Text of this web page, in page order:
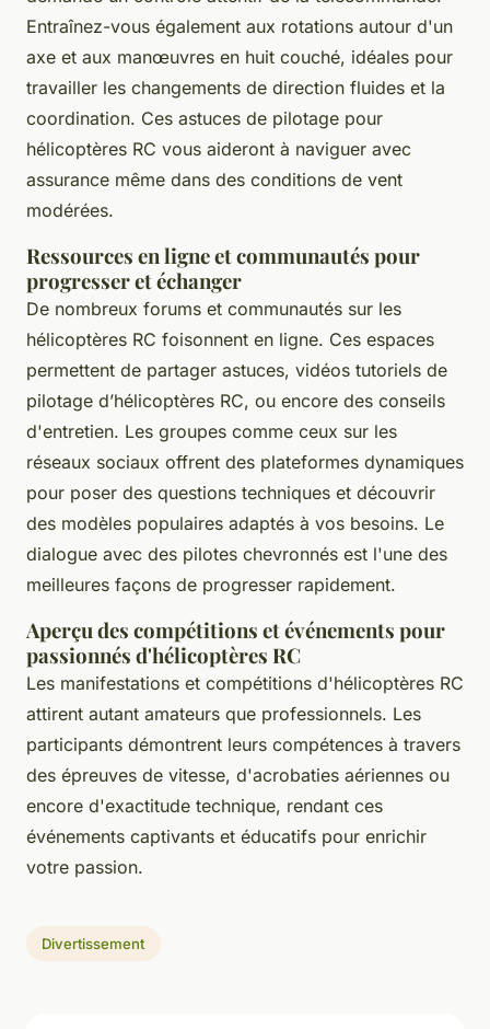
Entraînez-vous également aux rotations autour d'un
axe et aux manœuvres en huit couché, idéales pour
travailler les changements de direction fluides et la
coordination. Ces astuces de pilotage pour
hélicoptères RC vous aideront à naviguer avec
assurance même dans des conditions de vent
modérées.
Ressources en ligne et communautés pour
progresser et échanger
De nombreux forums et communautés sur les
hélicoptères RC foisonnent en ligne. Ces espaces
permettent de partager astuces, vidéos tutoriels de
pilotage d’hélicoptères RC, ou encore des conseils
d'entretien. Les groupes comme ceux sur les
réseaux sociaux offrent des plateformes dynamiques
pour poser des questions techniques et découvrir
des modèles populaires adaptés à vos besoins. Le
dialogue avec des pilotes chevronnés est l'une des
meilleures façons de progresser rapidement.
Aperçu des compétitions et événements pour
passionnés d'hélicoptères RC
Les manifestations et compétitions d'hélicoptères RC
attirent autant amateurs que professionnels. Les
participants démontrent leurs compétences à travers
des épreuves de vitesse, d'acrobaties aériennes ou
encore d'exactitude technique, rendant ces
événements captivants et éducatifs pour enrichir
votre passion.
Divertissement